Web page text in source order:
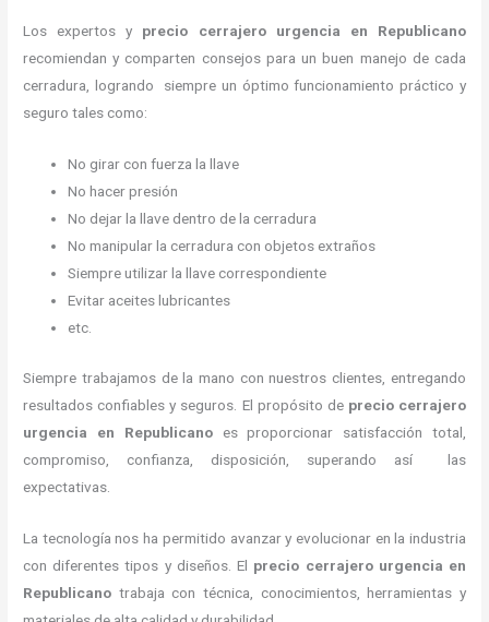
Los expertos y precio cerrajero urgencia
en Republicano
recomiendan y comparten consejos para un buen manejo de cada
cerradura, logrando siempre un óptimo funcionamiento práctico y
seguro tales como:
No girar con fuerza la llave
No hacer presión
No dejar la llave dentro de la cerradura
No manipular la cerradura con objetos extraños
Siempre utilizar la llave correspondiente
Evitar aceites lubricantes
etc.
Siempre trabajamos de la mano con nuestros clientes, entregando
resultados confiables y seguros. El propósito de precio cerrajero
urgencia
en Republicanoes proporcionar satisfacción total,
compromiso, confianza, disposición, superando así las
expectativas.
La tecnología nos ha permitido avanzar y evolucionar en la industria
con diferentes tipos y diseños. El precio cerrajero urgencia en
Republicano trabaja con técnica, conocimientos, herramientas y